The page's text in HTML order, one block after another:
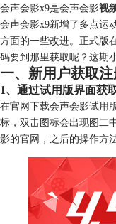
会声会影x9是会声会影视
会声会影x9新增了多点运
方面的一些改进。正式版
码要到那里获取呢？这期
一、新用户获取
1、通过试用版界面获
在官网下载会声会影试用
标，双击图标会出现图二
影的官网，之后的操作方